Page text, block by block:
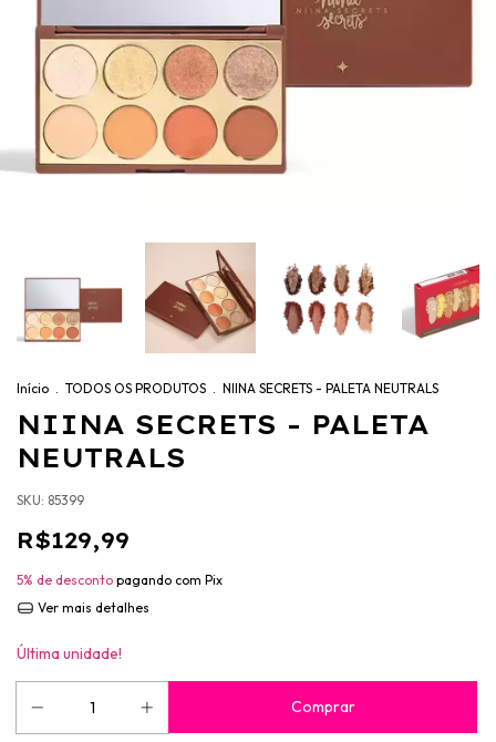
Início . TODOS OS PRODUTOS . NIINA SECRETS - PALETA NEUTRALS
NIINA SECRETS - PALETA
NEUTRALS
SKU: 85399
R$129,99
5% de desconto pagando com Pix
Ver mais detalhes
Última unidade!